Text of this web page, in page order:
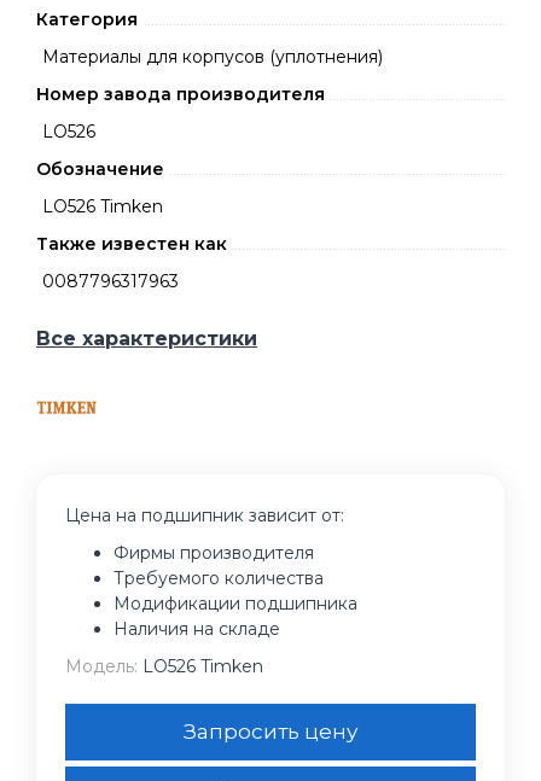
Категория
Материалы для корпусов (уплотнения)
Номер завода производителя
LO526
Обозначение
LO526 Timken
Также известен как
0087796317963
Все характеристики
Цена на подшипник зависит от:
Фирмы производителя
Требуемого количества
Модификации подшипника
Наличия на складе
Модель: LO526 Timken
Запросить цену